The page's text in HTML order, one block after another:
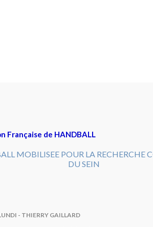
Française de HANDBALL
- THIERRY GAILLARD